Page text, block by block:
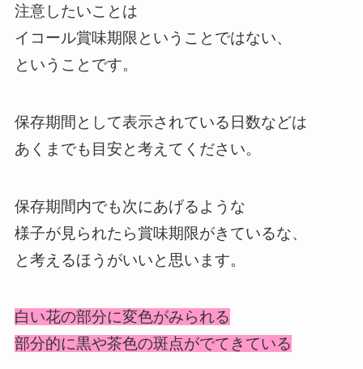
注意したいことは
イコール賞味期限ということではない、
ということです。
保存期間として表示されている日数などは
あくまでも目安と考えてください。
保存期間内でも次にあげるような
様子が見られたら賞味期限がきているな、
と考えるほうがいいと思います。
白い花の部分に変色がみられる
部分的に黒や茶色の斑点がでてきている